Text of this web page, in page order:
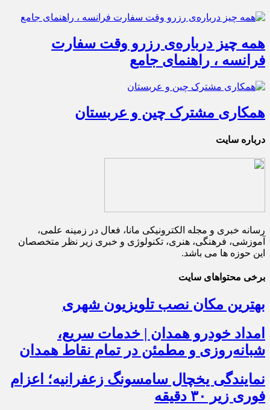
همه چیز درباره‌ی رزرو وقت سفارت
فرانسه ، راهنمای جامع
همکاری مشترک چین و عربستان
درباره سایت
رسانه خبری و مجله الکترونیکی مانا، فعال در زمینه علمی،
آموزشی، فرهنگی، هنری، تکنولوژی و خبری زیر نظر متخصصان
این حوزه ها می باشد.
برخی محتواهای سایت
بهترین مکان نصب تلویزیون شهری
امداد خودرو همدان | خدمات سریع،
شبانه‌روزی و مطمئن در تمام نقاط همدان
نمایندگی یخچال سامسونگ زعفرانیه؛ اعزام
فوری زیر ۳۰ دقیقه